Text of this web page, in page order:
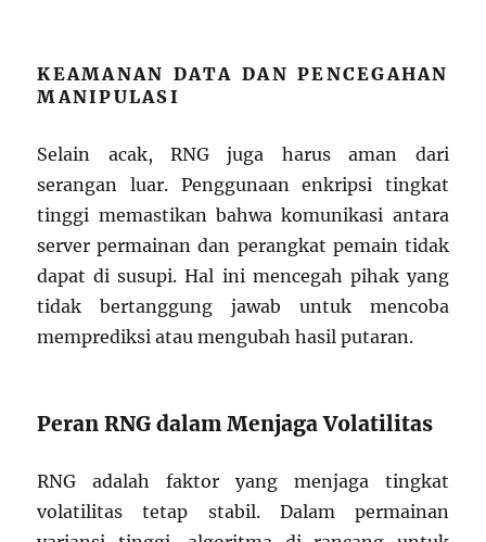
KEAMANAN DATA DAN PENCEGAHAN
MANIPULASI
Selain acak, RNG juga harus aman dari
serangan luar. Penggunaan enkripsi tingkat
tinggi memastikan bahwa komunikasi antara
server permainan dan perangkat pemain tidak
dapat di susupi. Hal ini mencegah pihak yang
tidak bertanggung jawab untuk mencoba
memprediksi atau mengubah hasil putaran.
Peran RNG dalam Menjaga Volatilitas
RNG adalah faktor yang menjaga tingkat
volatilitas tetap stabil. Dalam permainan